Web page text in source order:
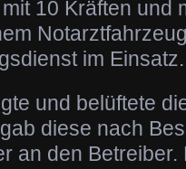
10 Kräften und
im Einsatz.
und belüftete
diese nach
an den